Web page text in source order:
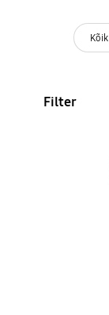
Kõik
Filter